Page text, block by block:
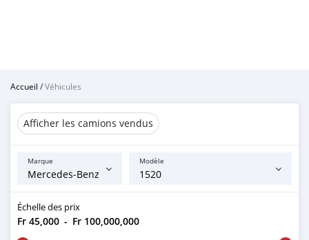
Accueil /Véhicules
Afficher les camions vendus
Marque Modèle
Échelle des prix
Fr 45,000 - Fr 100,000,000